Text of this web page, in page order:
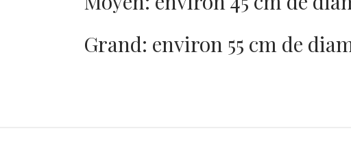
Grand: environ 55 cm de